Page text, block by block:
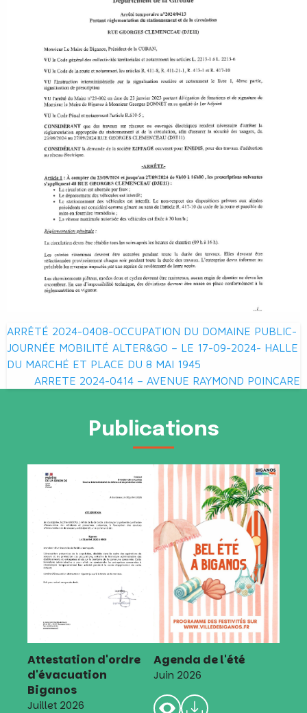
Navigation
de
l’article
ARRÊTÉ 2024-0408-OCCUPATION DU DOMAINE PUBLIC-
JOURNÉE MOBILITÉ ALTER&GO – LE 17-09-2024- HALLE
DU MARCHÉ ET PLACE DU 8 MAI 1945
ARRETE 2024-0414 – AVENUE RAYMOND POINCARE
Publications
Attestation d'ordre
d'évacuation
Biganos
Juillet 2026
Agenda de l'été
Juin 2026